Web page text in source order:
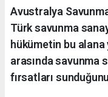
Avustralya
Türk savunma
hükümetin bu alana
arasında savunma
fırsatları